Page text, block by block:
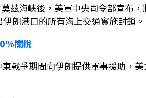
茲海峽後，美軍中央司令部宣布，
朗港口的所有海上交通實施封鎖。
關稅
戰爭期間向伊朗提供軍事援助，